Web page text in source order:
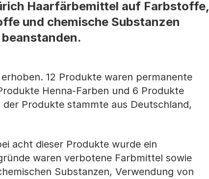
Haarfärbemittel auf Farbstoffe,
und chemische Substanzen
12 Produkte waren permanente
Henna-Farben und 6 Produkte
Produkte stammte aus Deutschland,
acht dieser Produkte wurde ein
waren verbotene Farbmittel sowie
Substanzen, Verwendung von